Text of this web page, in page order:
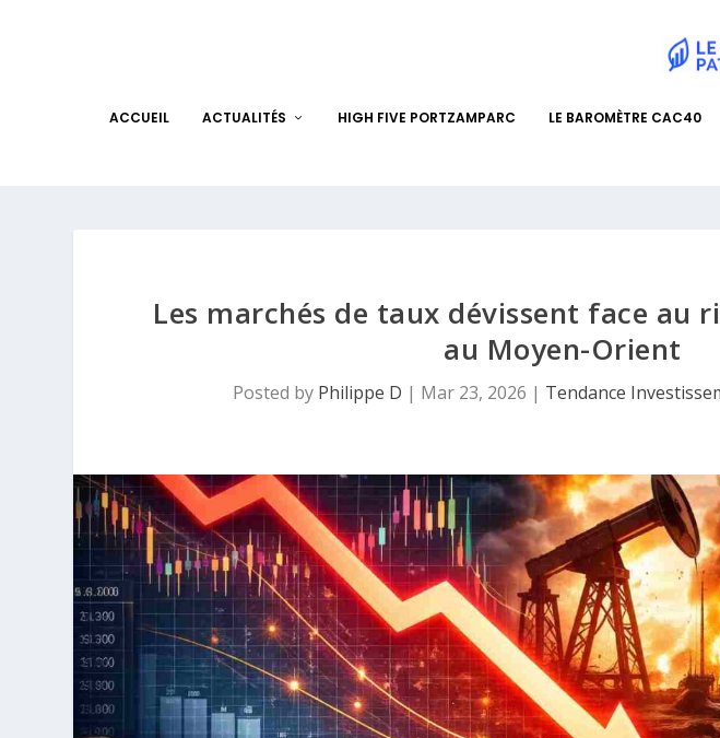
ACCUEIL ACTUALITÉS HIGH FIVE PORTZAMPARC LE BAROMÈTRE CAC40
Les marchés de taux dévissent face au
au Moyen-Orient
Posted by Philippe D | Mar 23, 2026 | Tendance